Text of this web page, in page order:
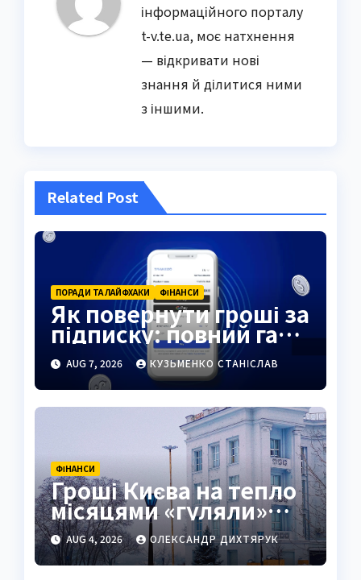
інформаційного порталу
t-v.te.ua, моє натхнення
— відкривати нові
знання й ділитися ними
з іншими.
Related Post
ПОРАДИ ТА ЛАЙФХАКИ ФІНАНСИ
Як повернути гроші за
підписку: повний гайд
2026
AUG 7, 2026 КУЗЬМЕНКО СТАНІСЛАВ
ФІНАНСИ
Гроші Києва на тепло
місяцями «гуляли»
рахунками
AUG 4, 2026 ОЛЕКСАНДР ДИХТЯРУК